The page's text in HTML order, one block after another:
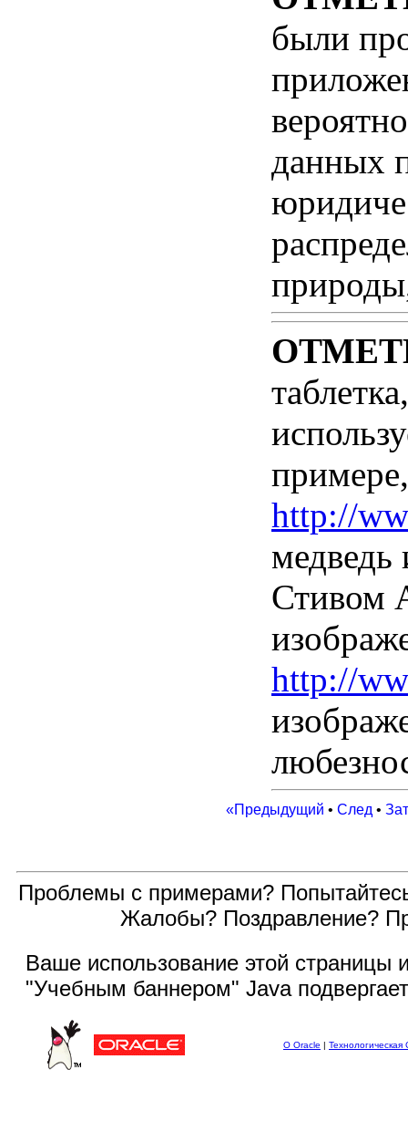
были
данных
http://
медведь
Стивом
http://
«Предыдущий • След •
Проблемы с примерами?
Жалобы? Поздравление?
Ваше использование этой страницы
"Учебным баннером" Java
О Oracle | Технологическая